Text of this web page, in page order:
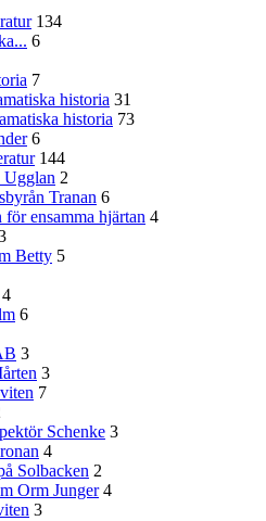
134
6
7
historia 31
historia 73
6
144
2
Tranan 6
ensamma hjärtan 4
Betty 5
4
6
3
3
7
Schenke 3
4
Solbacken 2
Orm Junger 4
3